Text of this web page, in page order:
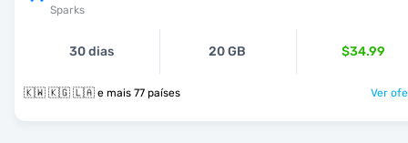
Sparks
30 dias 20 GB $34.99
🇰🇼 🇰🇬 🇱🇦 e mais 77 países Ver